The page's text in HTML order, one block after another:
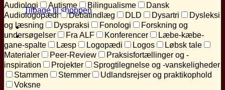
Tilbage til shoppen
Audiologi
Autisme Bilingualisme
Dansk
Audiologopædi
Debatindlæg DLD Dysartri
Dysleksi
og læsning
Dyspraksi Fonologi
Forskning og
undersøgelser
Fra ALF Konferencer
Læbe-kæbe-
gane-spalte
Læsp Logopædi Logos
Løbsk tale
Materialer
Peer-Review
Praksisfortællinger og -
inspiration
Projekter
Sprogtilegnelse og -vanskeligheder
Stammen
Stemmer
Udlandsrejser og praktikophold
Voksne